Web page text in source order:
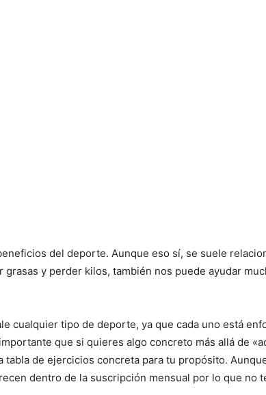
del deporte. Aunque eso sí, se suele
grasas y perder kilos, también nos puede ayudar
cualquier tipo de deporte, ya que cada uno está
que si quieres algo concreto más allá de
de ejercicios concreta para tu propósito.
dentro de la suscripción mensual por lo que no